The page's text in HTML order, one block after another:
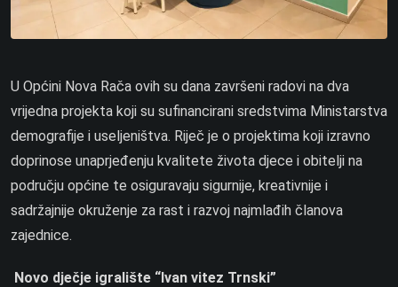
U Općini Nova Rača ovih su dana završeni radovi na dva
vrijedna projekta koji su sufinancirani sredstvima Ministarstva
demografije i useljeništva. Riječ je o projektima koji izravno
doprinose unaprjeđenju kvalitete života djece i obitelji na
području općine te osiguravaju sigurnije, kreativnije i
sadržajnije okruženje za rast i razvoj najmlađih članova
zajednice.
Novo dječje igralište “Ivan vitez Trnski”